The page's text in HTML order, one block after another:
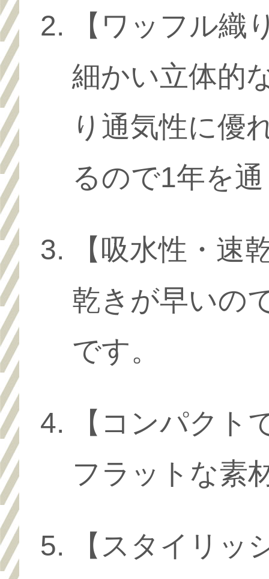
【ワッフル織
細かい立体的
り通気性に優
るので1年を
【吸水性・速
乾きが早いの
です。
【コンパクト
フラットな素
【スタイリッ